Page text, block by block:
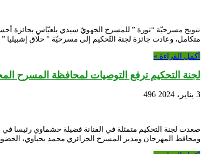
تتويج مسرحيّة “ثورة ” للمسرح الجهويّ سيدي بلعبّاس بجائزة
متكامل، وعادت جائزة لجنة التّحكيم إلى مسرحيّة ” حلّاق
أكمل القراءة »
لجنة التحكيم ترفع التوصيات لمحافظة المسرح
3 يناير، 2024 496
ومحافظ المهرجان ومدير المسرح الجزائري محمد يحياوي، الحضور